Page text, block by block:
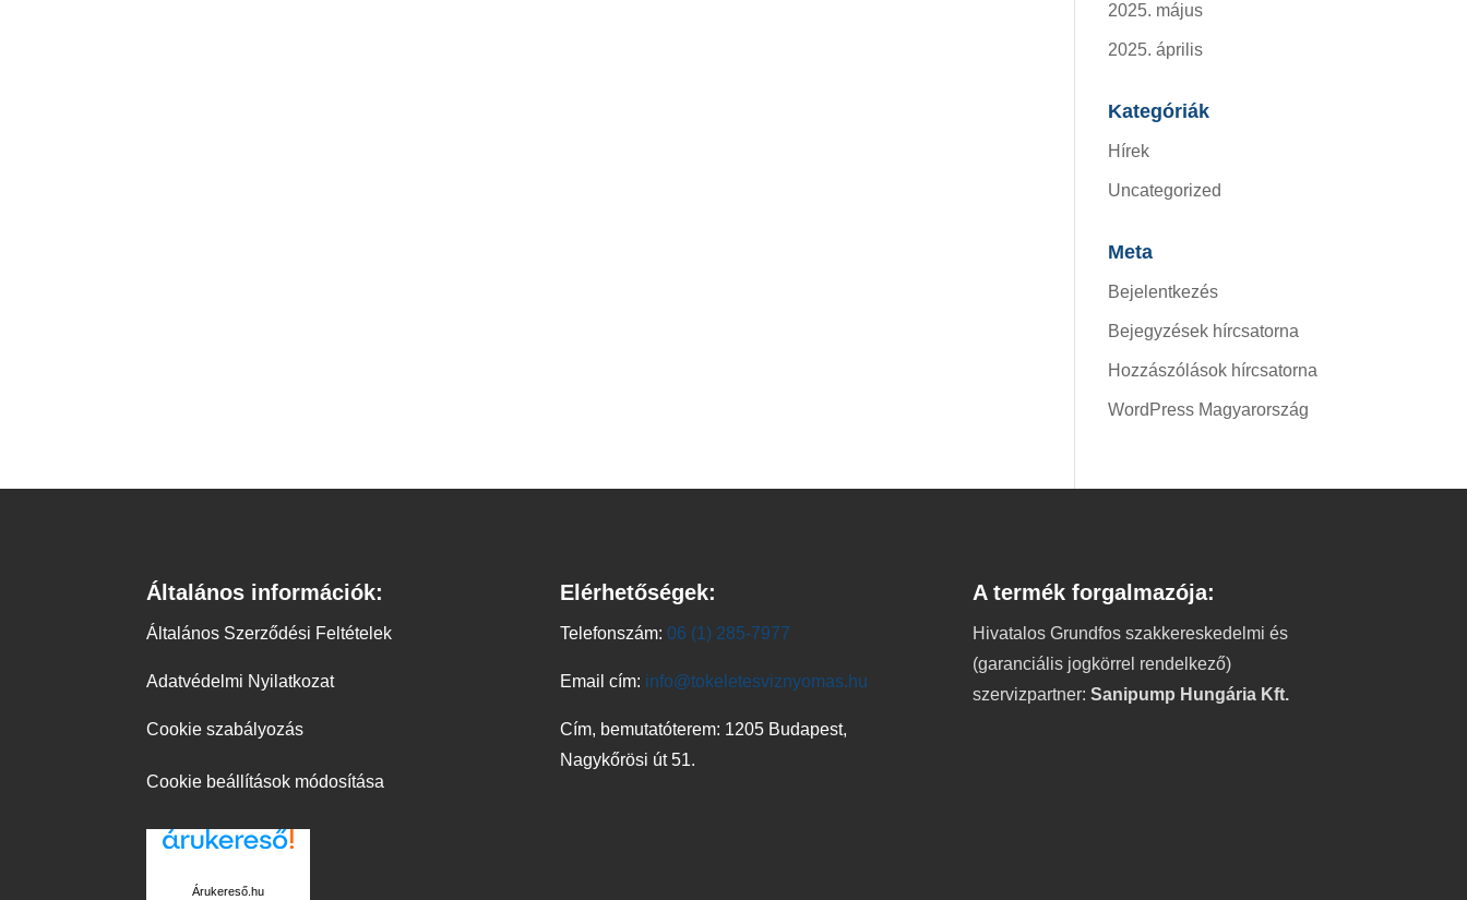
2025. május
2025. április
Kategóriák
Hírek
Uncategorized
Meta
Bejelentkezés
Bejegyzések hírcsatorna
Hozzászólások hírcsatorna
WordPress Magyarország
Általános információk:
Általános Szerződési Feltételek
Adatvédelmi Nyilatkozat
Cookie szabályozás
Cookie beállítások módosítása
Árukereső.hu
Elérhetőségek:
Telefonszám: 06 (1) 285-7977
Email cím: info@tokeletesviznyomas.hu
Cím, bemutatóterem: 1205 Budapest,
Nagykőrösi út 51.
A termék forgalmazója:
Hivatalos Grundfos szakkereskedelmi és
(garanciális jogkörrel rendelkező)
szervizpartner: Sanipump Hungária Kft.